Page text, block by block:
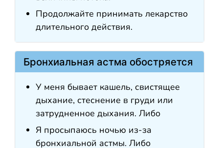
Продолжайте принимать лекарство
длительного действия.
Бронхиальная астма обостряется
У меня бывает кашель, свистящее
дыхание, стеснение в груди или
затрудненное дыхания. Либо
Я просыпаюсь ночью из-за
бронхиальной астмы. Либо